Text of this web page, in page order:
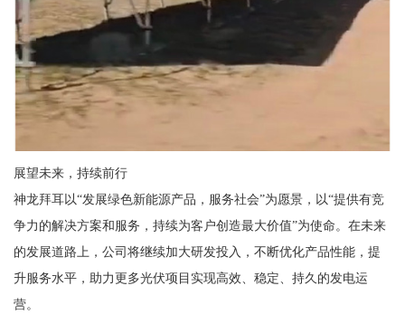
展望未来，持续前行
神龙拜耳以“发展绿色新能源产品，服务社会”为愿景，以“提供有竞
争力的解决方案和服务，持续为客户创造最大价值”为使命。在未来
的发展道路上，公司将继续加大研发投入，不断优化产品性能，提
升服务水平，助力更多光伏项目实现高效、稳定、持久的发电运
营。